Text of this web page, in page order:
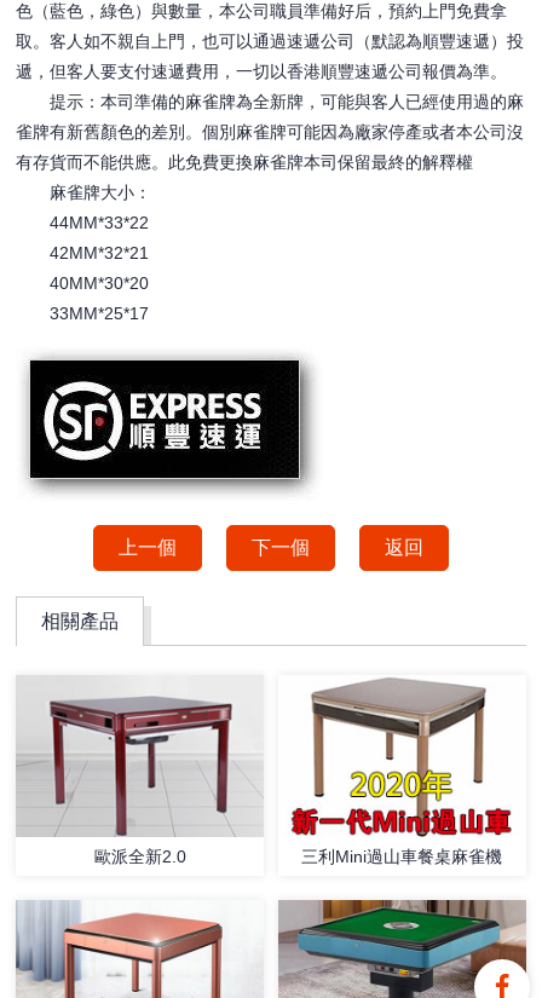
色（藍色，綠色）與數量，本公司職員準備好后，預約上門免費拿
取。客人如不親自上門，也可以通過速遞公司（默認為順豐速遞）投
遞，但客人要支付速遞費用，一切以香港順豐速遞公司報價為準。
提示：本司準備的麻雀牌為全新牌，可能與客人已經使用過的麻
雀牌有新舊顏色的差別。個別麻雀牌可能因為廠家停產或者本公司沒
有存貨而不能供應。此免費更換麻雀牌本司保留最終的解釋權
麻雀牌大小：
44MM*33*22
42MM*32*21
40MM*30*20
33MM*25*17
上一個 下一個 返回
相關產品
歐派全新2.0 三利Mini過山車餐桌麻雀機